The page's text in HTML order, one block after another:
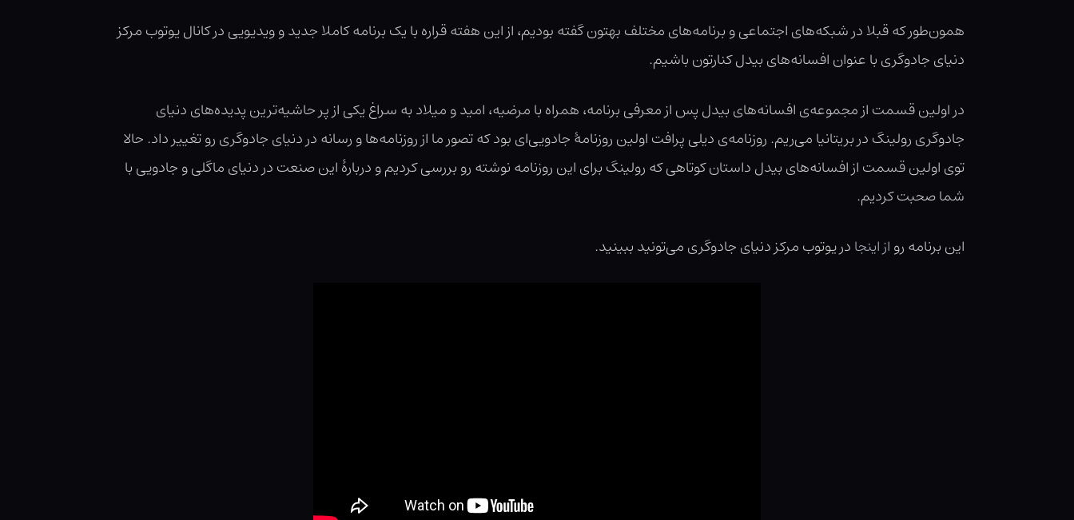
همون‌طور که قبلا در شبکه‌های اجتماعی و برنامه‌های مختلف بهتون گفته بودیم، از این هفته قراره با یک برنامه کاملا جدید و ویدیویی در کانال یوتوب مرکز
دنیای جادوگری با عنوان افسانه‌های بیدل کنارتون باشیم.
در اولین قسمت از مجموعه‌ی افسانه‌های بیدل پس از معرفی برنامه، همراه با مرضیه، امید و میلاد به سراغ یکی از پر حاشیه‌ترین پدیده‌های دنیای
جادوگری رولینگ در بریتانیا می‌ریم. روزنامه‌ی دیلی پرافت اولین روزنامهٔ جادویی‌ای بود که تصور ما از روزنامه‌ها و رسانه در دنیای جادوگری رو تغییر داد. حالا
توی اولین قسمت از افسانه‌های بیدل داستان کوتاهی که رولینگ برای این روزنامه نوشته رو بررسی کردیم و دربارهٔ این صنعت در دنیای ماگلی و جادویی با
شما صحبت کردیم.
این برنامه رواز اینجادر یوتوب مرکز دنیای جادوگری می‌تونید ببینید.